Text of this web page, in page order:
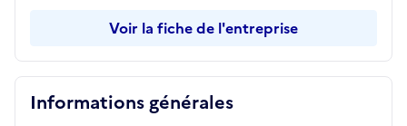
Informations générales
Voir la fiche de l'entreprise